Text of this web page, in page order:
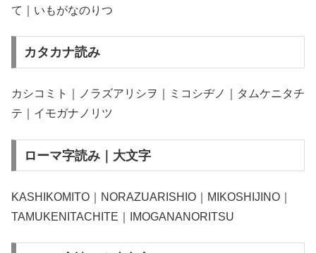
て｜いもがなのりつ
カタカナ読み
カシコミト｜ノラズアリシヲ｜ミコシヂノ｜タムケニタチ
テ｜イモガナノリツ
ローマ字読み｜大文字
KASHIKOMITO｜NORAZUARISHIO｜MIKOSHIJINO｜
TAMUKENITACHITE｜IMOGANANORITSU